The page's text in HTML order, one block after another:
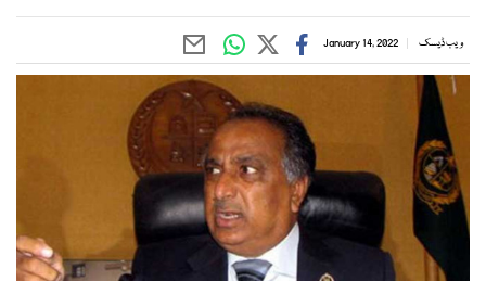
ویب ڈیسک January 14, 2022